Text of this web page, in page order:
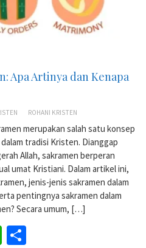
Apa Artinya dan Kenapa
ROHANI KRISTEN
merupakan salah satu konsep
tradisi Kristen. Dianggap
Allah, sakramen berperan
umat Kristiani. Dalam artikel ini,
jenis-jenis sakramen dalam
pentingnya sakramen dalam
Secara umum, […]
WhatsApp